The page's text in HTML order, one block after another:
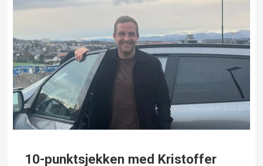
10-punktsjekken med Kristoffer